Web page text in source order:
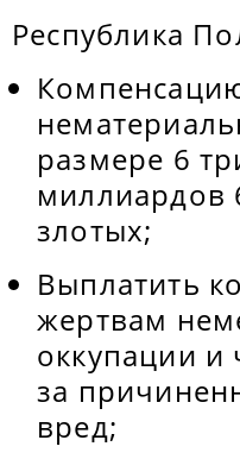
Республика
размере 6
миллиардов
злотых;
Выплатить
жертвам
оккупации и
за
вред;